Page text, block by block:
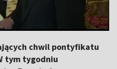
chwil pontyfikatu
tym tygodniu